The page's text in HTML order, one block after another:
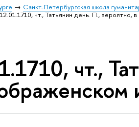
Санкт-Петербургская школа
12.01.1710, чт., Татьянин день. П.,
чт.,